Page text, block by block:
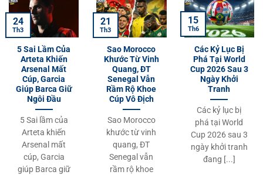
5 Sai Lầm Của
Arteta Khiến
Arsenal Mất
Cúp, Garcia
Giúp Barca Giữ
Ngôi Đầu
5 Sai lầm của
Arteta khiến
Arsenal mất
cúp, Garcia
giúp Barca giữ
24
Th3
Sao Morocco
Khước Từ Vinh
Quang, ĐT
Senegal Vẫn
Rầm Rộ Khoe
Cúp Vô Địch
Sao Morocco
khước từ vinh
quang, ĐT
Senegal vẫn
rầm rộ khoe
21
Th3
Các Kỷ Lục Bị
Phá Tại World
Cup 2026 Sau 3
Ngày Khởi
Tranh
Các kỷ lục bị
phá tại World
Cup 2026 sau 3
ngày khởi tranh
đang [...]
15
Th6